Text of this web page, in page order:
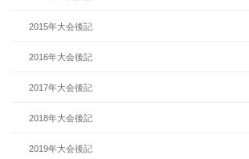
2015年大会後記
2016年大会後記
2017年大会後記
2018年大会後記
2019年大会後記